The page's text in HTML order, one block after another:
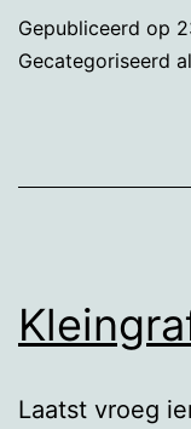
Gepubliceerd op
Gecategoriseerd
Laatst vroeg